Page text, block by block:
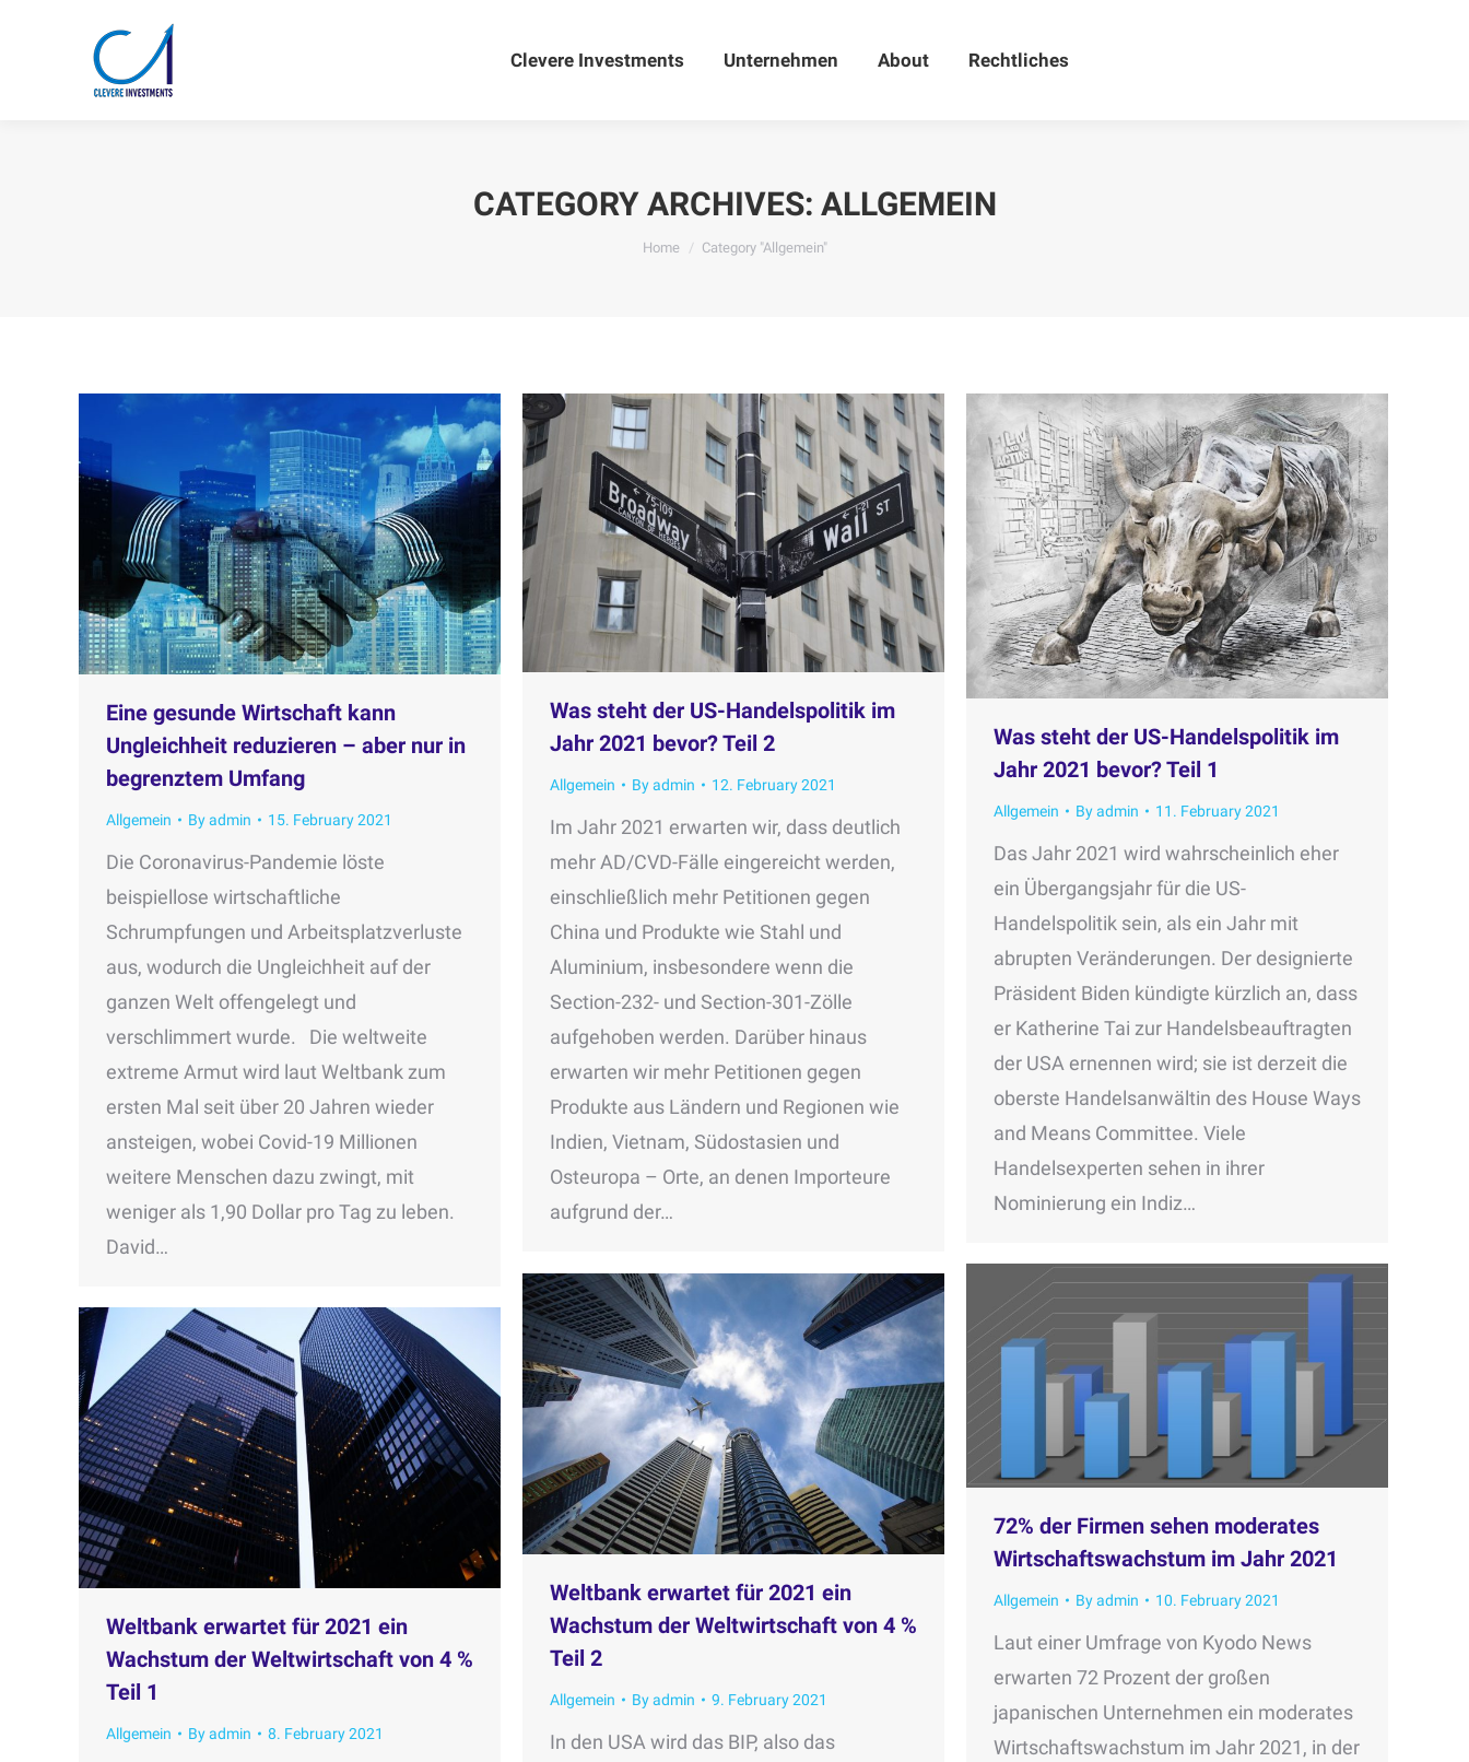
Clevere Investments Unternehmen About Rechtliches
CATEGORY ARCHIVES: ALLGEMEIN
You are here:
Home Category "Allgemein"
Eine gesunde Wirtschaft kann
Ungleichheit reduzieren – aber nur in
begrenztem Umfang
Allgemein Byadmin 15. February 2021
Die Coronavirus-Pandemie löste
beispiellose wirtschaftliche
Schrumpfungen und Arbeitsplatzverluste
aus, wodurch die Ungleichheit auf der
ganzen Welt offengelegt und
verschlimmert wurde. Die weltweite
extreme Armut wird laut Weltbank zum
ersten Mal seit über 20 Jahren wieder
ansteigen, wobei Covid-19 Millionen
weitere Menschen dazu zwingt, mit
weniger als 1,90 Dollar pro Tag zu leben.
David…
Was steht der US-Handelspolitik im
Jahr 2021 bevor? Teil 2
Allgemein Byadmin 12. February 2021
Im Jahr 2021 erwarten wir, dass deutlich
mehr AD/CVD-Fälle eingereicht werden,
einschließlich mehr Petitionen gegen
China und Produkte wie Stahl und
Aluminium, insbesondere wenn die
Section-232- und Section-301-Zölle
aufgehoben werden. Darüber hinaus
erwarten wir mehr Petitionen gegen
Produkte aus Ländern und Regionen wie
Indien, Vietnam, Südostasien und
Osteuropa – Orte, an denen Importeure
aufgrund der…
Was steht der US-Handelspolitik im
Jahr 2021 bevor? Teil 1
Allgemein Byadmin 11. February 2021
Das Jahr 2021 wird wahrscheinlich eher
ein Übergangsjahr für die US-
Handelspolitik sein, als ein Jahr mit
abrupten Veränderungen. Der designierte
Präsident Biden kündigte kürzlich an, dass
er Katherine Tai zur Handelsbeauftragten
der USA ernennen wird; sie ist derzeit die
oberste Handelsanwältin des House Ways
and Means Committee. Viele
Handelsexperten sehen in ihrer
Nominierung ein Indiz…
72% der Firmen sehen moderates
Wirtschaftswachstum im Jahr 2021
Allgemein Byadmin 10. February 2021
Laut einer Umfrage von Kyodo News
erwarten 72 Prozent der großen
japanischen Unternehmen ein moderates
Wirtschaftswachstum im Jahr 2021, in der
Weltbank erwartet für 2021 ein
Wachstum der Weltwirtschaft von 4 %
Teil 2
Allgemein Byadmin 9. February 2021
In den USA wird das BIP, also das
Weltbank erwartet für 2021 ein
Wachstum der Weltwirtschaft von 4 %
Teil 1
Allgemein Byadmin 8. February 2021
Clevere Investments Unternehmen About Rechtliches